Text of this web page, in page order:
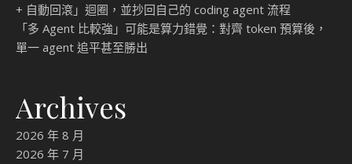
+ 自動回滾」迴圈，並抄回自己的 coding agent 流程
「多 Agent 比較強」可能是算力錯覺：對齊 token 預算後，
單一 agent 追平甚至勝出
Archives
2026 年 8 月
2026 年 7 月